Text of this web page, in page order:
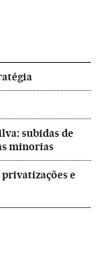
subidas de
minorias
e